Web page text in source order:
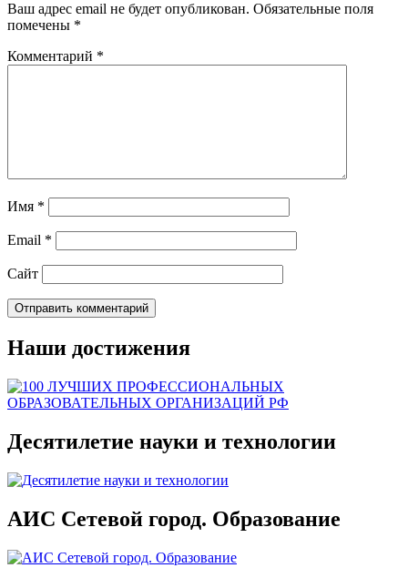
Ваш адрес email не будет опубликован. Обязательные поля
помечены *
Комментарий *
Имя *
Email *
Сайт
Наши достижения
Десятилетие науки и технологии
АИС Сетевой город. Образование